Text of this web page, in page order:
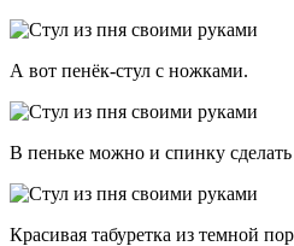
А вот пенёк-стул с ножками.
В пеньке можно и спинку
Красивая табуретка из темной